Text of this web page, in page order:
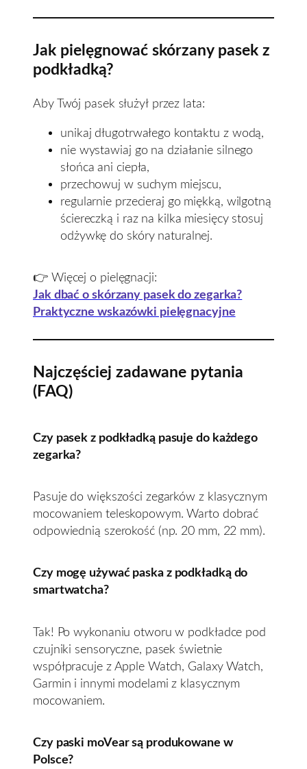
Jak pielęgnować skórzany pasek z
podkładką?
Aby Twój pasek służył przez lata:
unikaj długotrwałego kontaktu z wodą,
nie wystawiaj go na działanie silnego
słońca ani ciepła,
przechowuj w suchym miejscu,
regularnie przecieraj go miękką, wilgotną
ściereczką i raz na kilka miesięcy stosuj
odżywkę do skóry naturalnej.
👉 Więcej o pielęgnacji:
Jak dbać o skórzany pasek do zegarka?
Praktyczne wskazówki pielęgnacyjne
Najczęściej zadawane pytania
(FAQ)
Czy pasek z podkładką pasuje do każdego
zegarka?
Pasuje do większości zegarków z klasycznym
mocowaniem teleskopowym. Warto dobrać
odpowiednią szerokość (np. 20 mm, 22 mm).
Czy mogę używać paska z podkładką do
smartwatcha?
Tak! Po wykonaniu otworu w podkładce pod
czujniki sensoryczne, pasek świetnie
współpracuje z Apple Watch, Galaxy Watch,
Garmin i innymi modelami z klasycznym
mocowaniem.
Czy paski moVear są produkowane w
Polsce?